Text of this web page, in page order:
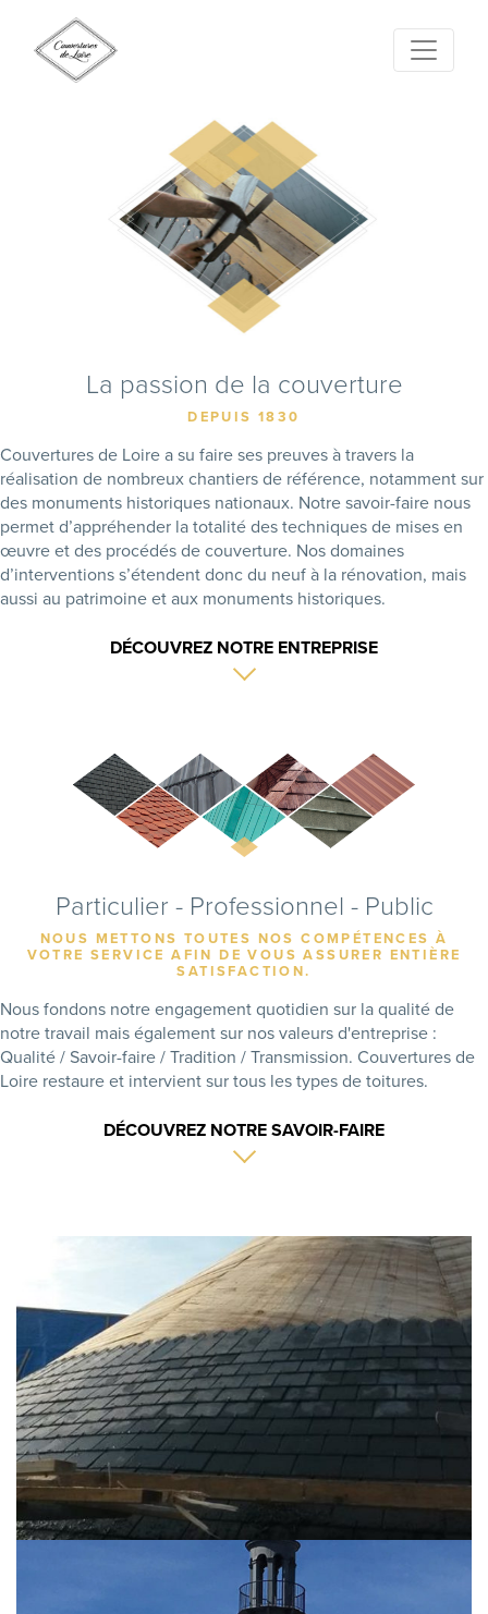
La passion de la couverture
DEPUIS 1830
Couvertures de Loire a su faire ses preuves à travers la
réalisation de nombreux chantiers de référence, notamment sur
des monuments historiques nationaux. Notre savoir-faire nous
permet d’appréhender la totalité des techniques de mises en
œuvre et des procédés de couverture. Nos domaines
d’interventions s’étendent donc du neuf à la rénovation, mais
aussi au patrimoine et aux monuments historiques.
DÉCOUVREZ NOTRE ENTREPRISE
Particulier - Professionnel - Public
NOUS METTONS TOUTES NOS COMPÉTENCES À
VOTRE SERVICE AFIN DE VOUS ASSURER ENTIÈRE
SATISFACTION.
Nous fondons notre engagement quotidien sur la qualité de
notre travail mais également sur nos valeurs d'entreprise :
Qualité / Savoir-faire / Tradition / Transmission. Couvertures de
Loire restaure et intervient sur tous les types de toitures.
DÉCOUVREZ NOTRE SAVOIR-FAIRE